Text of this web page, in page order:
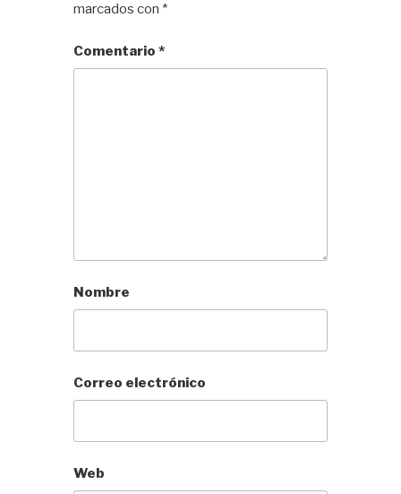
marcados con *
Comentario*
Nombre
Correo electrónico
Web